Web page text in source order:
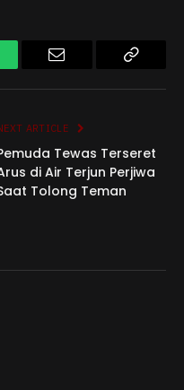
ARTICLE
Tewas Terseret
di Air Terjun Perjiwa
Tolong Teman